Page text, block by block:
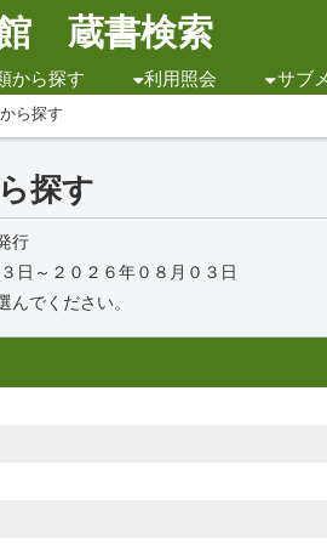
蔵書検索
から探す 利用照会 サブ
ら探す
探す
行
日～２０２６年０８月０３日
んでください。